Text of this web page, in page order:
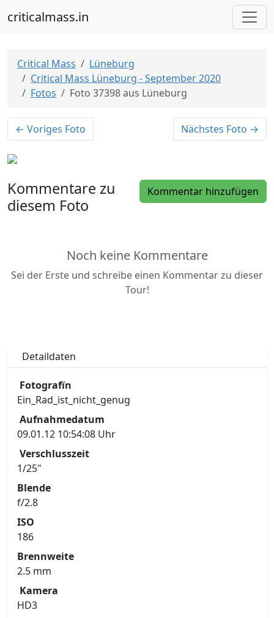
criticalmass.in
Critical Mass
Lüneburg
Critical Mass Lüneburg - September 2020
Fotos
Foto 37398 aus Lüneburg
← Voriges Foto Nächstes Foto →
Kommentar hinzufügen
Kommentare zu
diesem Foto
Noch keine Kommentare
Sei der Erste und schreibe einen Kommentar zu dieser
Tour!
Detaildaten
Fotografïn
Ein_Rad_ist_nicht_genug
Aufnahmedatum
09.01.12 10:54:08 Uhr
Verschlusszeit
1/25"
Blende
f/2.8
ISO
186
Brennweite
2.5 mm
Kamera
HD3